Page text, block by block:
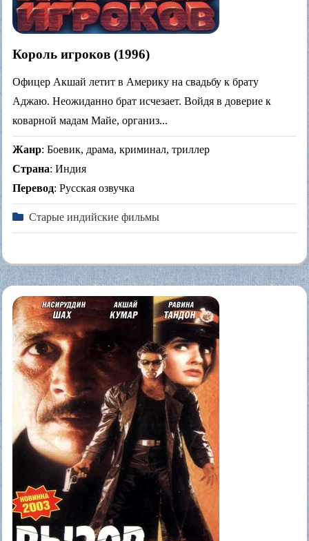
Король игроков (1996)
Офицер Акшай летит в Америку на свадьбу к брату
Аджаю. Неожиданно брат исчезает. Войдя в доверие к
коварной мадам Майе, организ...
Жанр: Боевик, драма, криминал, триллер
Страна: Индия
Перевод: Русская озвучка
Старые индийские фильмы